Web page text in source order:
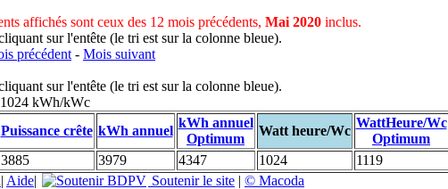
affichés sont ceux des 12 mois précédents, Mai 2020 inclus.
sur l'entête (le tri est sur la colonne bleue).
précédent - Mois suivant
sur l'entête (le tri est sur la colonne bleue).
kWh/kWc
Puissance crête kWh annuel
kWh annuel
Optimum
Watt heure/Wc
WattHeure/Wc
Optimum
3885 3979 4347 1024
1119
| Aide| Soutenir le site | © Macoda